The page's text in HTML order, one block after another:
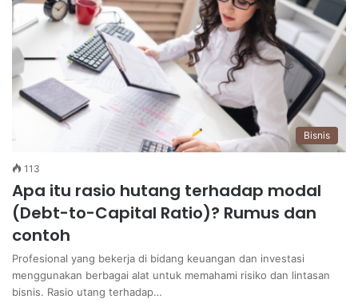
Bisnis
113
Apa itu rasio hutang terhadap modal
(Debt-to-Capital Ratio)? Rumus dan
contoh
Profesional yang bekerja di bidang keuangan dan investasi
menggunakan berbagai alat untuk memahami risiko dan lintasan
bisnis. Rasio utang terhadap…